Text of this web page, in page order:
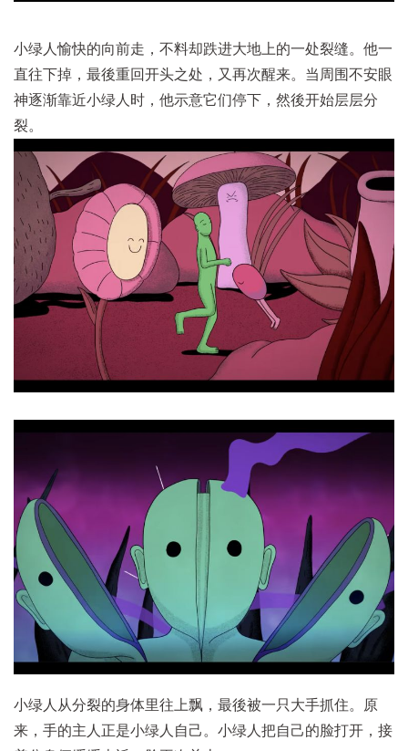
小绿人愉快的向前走，不料却跌进大地上的一处裂缝。他一
直往下掉，最後重回开头之处，又再次醒来。当周围不安眼
神逐渐靠近小绿人时，他示意它们停下，然後开始层层分
裂。
小绿人从分裂的身体里往上飘，最後被一只大手抓住。原
来，手的主人正是小绿人自己。小绿人把自己的脸打开，接